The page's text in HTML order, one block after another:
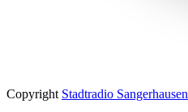
Copyright Stadtradio Sangerhausen